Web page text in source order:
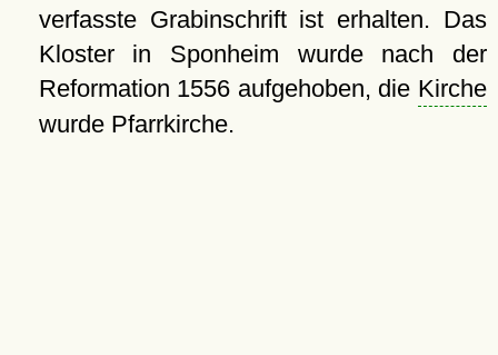
verfasste Grabinschrift ist erhalten. Das
Kloster in Sponheim wurde nach der
Reformation 1556 aufgehoben, die Kirche
wurde Pfarrkirche.